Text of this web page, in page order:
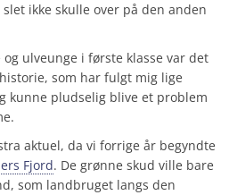
ikke skulle over på den anden
ulveunge i første klasse var det
som har fulgt mig lige
kunne pludselig blive et problem
aktuel, da vi forrige år begyndte
Fjord. De grønne skud ville bare
som landbruget langs den